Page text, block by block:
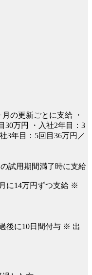
の更新ごとに支給 ・
30万円 ・入社2年目：3
3年目：5回目36万円／
試用期間満了時に支給
に14万円ずつ支給 ※
後に10日間付与 ※ 出